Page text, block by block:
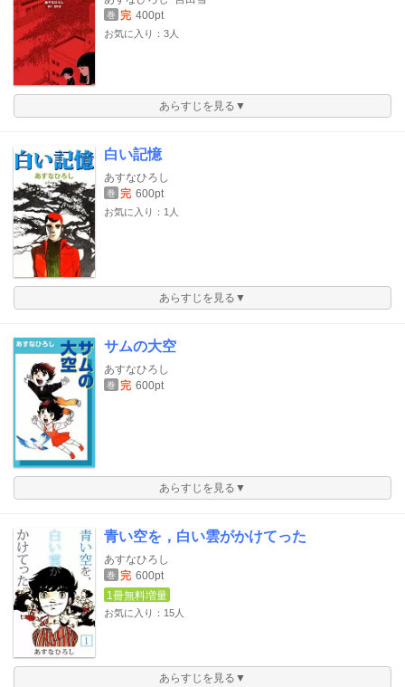
巻 完 400pt
お気に入り：3人
あらすじを見る▼
白い記憶
あすなひろし
巻 完 600pt
お気に入り：1人
あらすじを見る▼
サムの大空
あすなひろし
巻 完 600pt
あらすじを見る▼
青い空を，白い雲がかけてった
あすなひろし
巻 完 600pt
1冊無料増量
お気に入り：15人
あらすじを見る▼